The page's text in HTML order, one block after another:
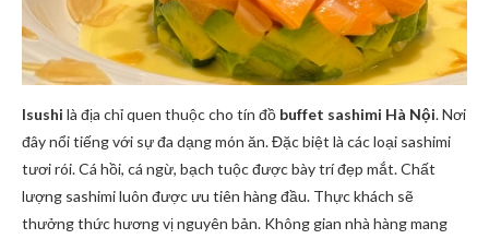
Isushi là địa chỉ quen thuộc cho tín đồ buffet sashimi Hà Nội. Nơi
đây nổi tiếng với sự đa dạng món ăn. Đặc biệt là các loại sashimi
tươi rói. Cá hồi, cá ngừ, bạch tuộc được bày trí đẹp mắt. Chất
lượng sashimi luôn được ưu tiên hàng đầu. Thực khách sẽ
thưởng thức hương vị nguyên bản. Không gian nhà hàng mang